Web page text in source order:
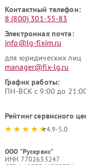
Контактный телефон:
8 (800) 301-55-83
Электронная почта:
info@lg-fixim.ru
для юридических лиц
manager@fix-lg.ru
График работы:
ПН-ВСК с 9:00 до
Рейтинг сервисного
4.9-5.0
ООО "Русервис"
ИНН 7702633247